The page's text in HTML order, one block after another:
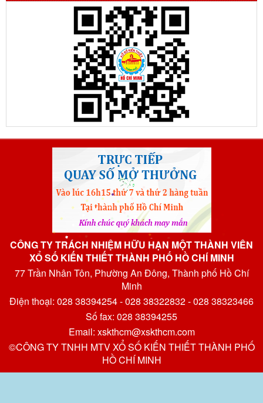
CÔNG TY TRÁCH NHIỆM HỮU HẠN MỘT THÀNH VIÊN
XỔ SỐ KIẾN THIẾT THÀNH PHỐ HỒ CHÍ MINH
77 Trần Nhân Tôn, Phường An Đông, Thành phố Hồ Chí
Minh
Điện thoại: 028 38394254 - 028 38322832 - 028 38323466
Số fax: 028 38394255
Email: xskthcm@xskthcm.com
©CÔNG TY TNHH MTV XỔ SỐ KIẾN THIẾT THÀNH PHỐ
HỒ CHÍ MINH